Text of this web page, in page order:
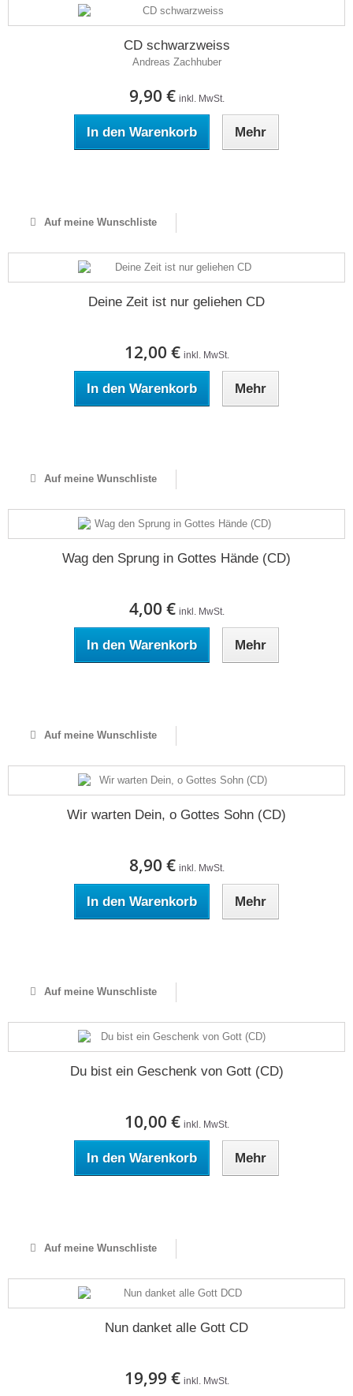
CD schwarzweiss
Andreas Zachhuber
9,90 € inkl. MwSt.
In den Warenkorb Mehr
Auf meine Wunschliste
Deine Zeit ist nur geliehen CD
12,00 € inkl. MwSt.
In den Warenkorb Mehr
Auf meine Wunschliste
Wag den Sprung in Gottes Hände (CD)
4,00 € inkl. MwSt.
In den Warenkorb Mehr
Auf meine Wunschliste
Wir warten Dein, o Gottes Sohn (CD)
8,90 € inkl. MwSt.
In den Warenkorb Mehr
Auf meine Wunschliste
Du bist ein Geschenk von Gott (CD)
10,00 € inkl. MwSt.
In den Warenkorb Mehr
Auf meine Wunschliste
Nun danket alle Gott CD
19,99 € inkl. MwSt.